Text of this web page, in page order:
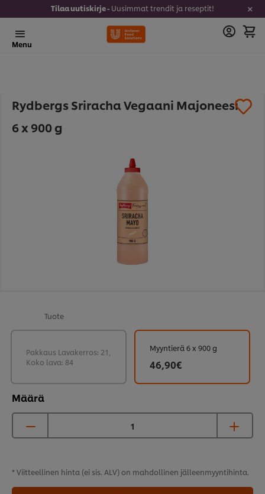
Tilaa uutiskirje - Uusimmat trendit ja reseptit!
Menu
Rydbergs Sriracha Vegaani Majoneesi
6 x 900 g
Tuote
Määrä
Pakkaus Lavakerros: 21,
Koko lava: 84
Myyntierä 6 x 900 g
46,90€
* Viitteellinen hinta (ei sis. ALV) on mahdollinen jälleenmyyntihinta.